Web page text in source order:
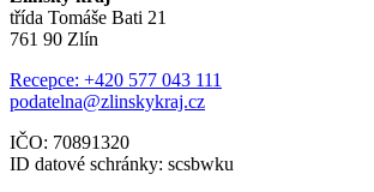
třída Tomáše Bati 21
761 90 Zlín
Recepce: +420 577 043 111
podatelna@zlinskykraj.cz
IČO: 70891320
ID datové schránky: scsbwku